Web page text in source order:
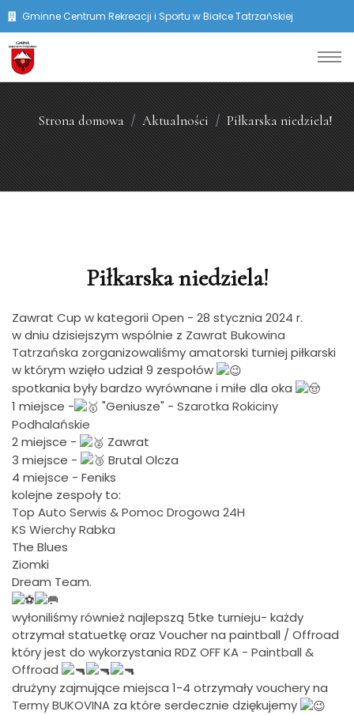
Gminne Centrum Rekreacji i Sportu w Białce Tatrzańskiej
Strona domowa Aktualności Piłkarska niedziela!
Piłkarska niedziela!
Zawrat Cup w kategorii Open - 28 stycznia 2024 r.
w dniu dzisiejszym wspólnie z Zawrat Bukowina
Tatrzańska zorganizowaliśmy amatorski turniej piłkarski
w którym wzięło udział 9 zespołów
spotkania były bardzo wyrównane i miłe dla oka
1 miejsce -
"Geniusze" - Szarotka Rokiciny
Podhalańskie
2 miejsce -
Zawrat
3 miejsce -
Brutal Olcza
4 miejsce - Feniks
kolejne zespoły to:
Top Auto Serwis & Pomoc Drogowa 24H
KS Wierchy Rabka
The Blues
Ziomki
Dream Team.
wyłoniliśmy również najlepszą 5tke turnieju- każdy
otrzymał statuetkę oraz Voucher na paintball / Offroad
który jest do wykorzystania RDZ OFF KA - Paintball &
Offroad
drużyny zajmujące miejsca 1-4 otrzymały vouchery na
Termy BUKOVINA za które serdecznie dziękujemy